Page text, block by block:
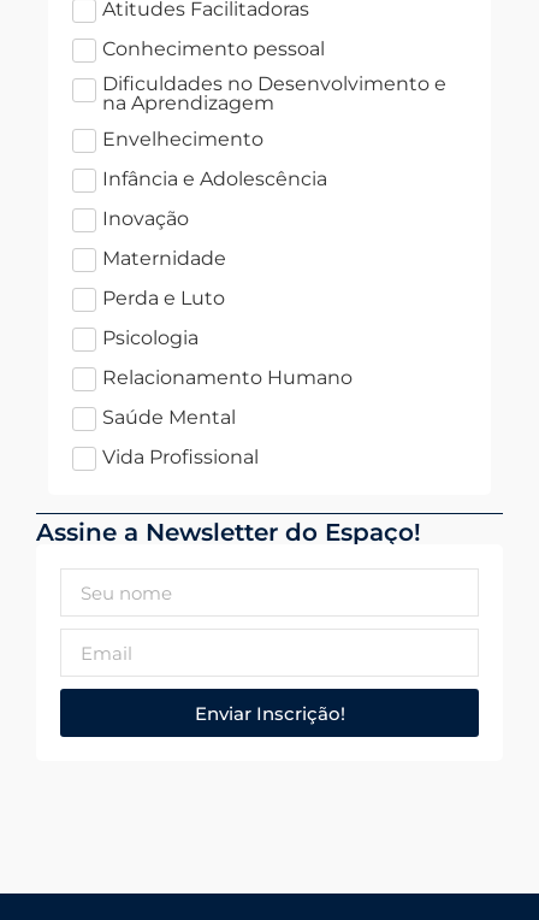
Atitudes Facilitadoras
Conhecimento pessoal
Dificuldades no Desenvolvimento e
na Aprendizagem
Envelhecimento
Infância e Adolescência
Inovação
Maternidade
Perda e Luto
Psicologia
Relacionamento Humano
Saúde Mental
Vida Profissional
Assine a Newsletter do Espaço!
Enviar Inscrição!